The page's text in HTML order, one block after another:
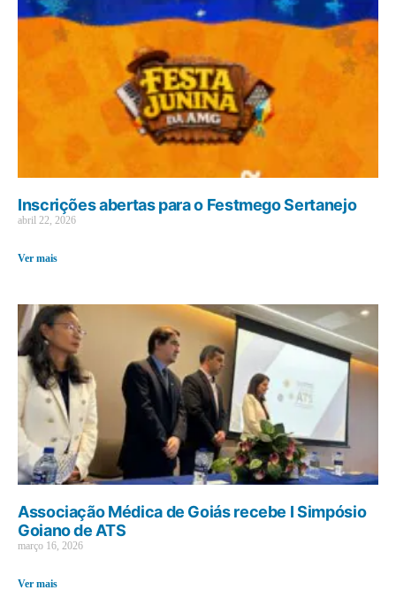
Inscrições abertas para o Festmego Sertanejo
abril 22, 2026
Ver mais
Associação Médica de Goiás recebe I Simpósio
Goiano de ATS
março 16, 2026
Ver mais